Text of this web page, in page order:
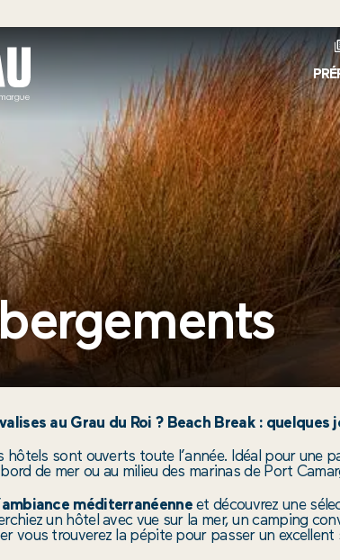
au Grau du Roi ? Beach Break : quelques
hôtels sont ouverts toute l’année. Idéal pour une
de mer ou au milieu des marinas de Port
ambiance méditerranéenneet découvrez une
un hôtel avec vue sur la mer, un camping
vous trouverez la pépite pour passer un excellent